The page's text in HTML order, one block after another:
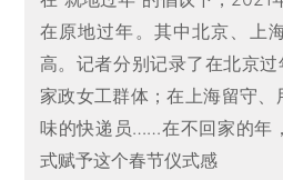
在原地过年。其中北京、上
高。记者分别记录了在北京过
家政女工群体；在上海留守
味的快递员……在不回家的年
式赋予这个春节仪式感